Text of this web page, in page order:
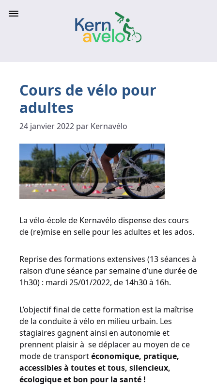
Cours de vélo pour
adultes
24 janvier 2022 par Kernavélo
La vélo-école de Kernavélo dispense des cours
de (re)mise en selle pour les adultes et les ados.
Reprise des formations extensives (13 séances à
raison d’une séance par semaine d’une durée de
1h30) : mardi 25/01/2022, de 14h30 à 16h.
L’objectif final de cette formation est la maîtrise
de la conduite à vélo en milieu urbain. Les
stagiaires gagnent ainsi en autonomie et
prennent plaisir à se déplacer au moyen de ce
mode de transportéconomique, pratique,
accessibles à toutes et tous, silencieux,
écologique et bon pour la santé !